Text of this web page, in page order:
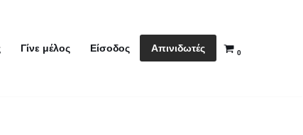
Γίνε μέλος Είσοδος Απινιδωτές 0